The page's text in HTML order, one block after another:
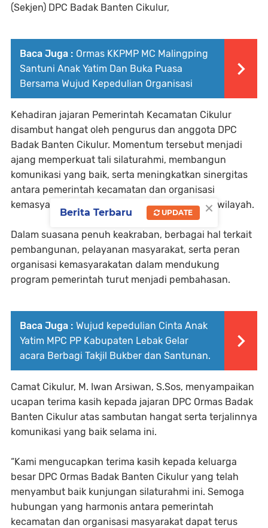
(Sekjen) DPC Badak Banten Cikulur,
Baca Juga : Ormas KKPMP MC Malingping
Santuni Anak Yatim Dan Buka Puasa
Bersama Wujud Kepedulian Organisasi
Kehadiran jajaran Pemerintah Kecamatan Cikulur
disambut hangat oleh pengurus dan anggota DPC
Badak Banten Cikulur. Momentum tersebut menjadi
ajang memperkuat tali silaturahmi, membangun
komunikasi yang baik, serta meningkatkan sinergitas
antara pemerintah kecamatan dan organisasi
kemasyarakatan dalam menjaga kondusivitas wilayah.
Dalam suasana penuh keakraban, berbagai hal terkait
pembangunan, pelayanan masyarakat, serta peran
organisasi kemasyarakatan dalam mendukung
program pemerintah turut menjadi pembahasan.
Baca Juga : Wujud kepedulian Cinta Anak
Yatim MPC PP Kabupaten Lebak Gelar
acara Berbagi Takjil Bukber dan Santunan.
Camat Cikulur, M. Iwan Arsiwan, S.Sos, menyampaikan
ucapan terima kasih kepada jajaran DPC Ormas Badak
Banten Cikulur atas sambutan hangat serta terjalinnya
komunikasi yang baik selama ini.
“Kami mengucapkan terima kasih kepada keluarga
besar DPC Ormas Badak Banten Cikulur yang telah
menyambut baik kunjungan silaturahmi ini. Semoga
hubungan yang harmonis antara pemerintah
kecamatan dan organisasi masyarakat dapat terus
×
Berita Terbaru UPDATE